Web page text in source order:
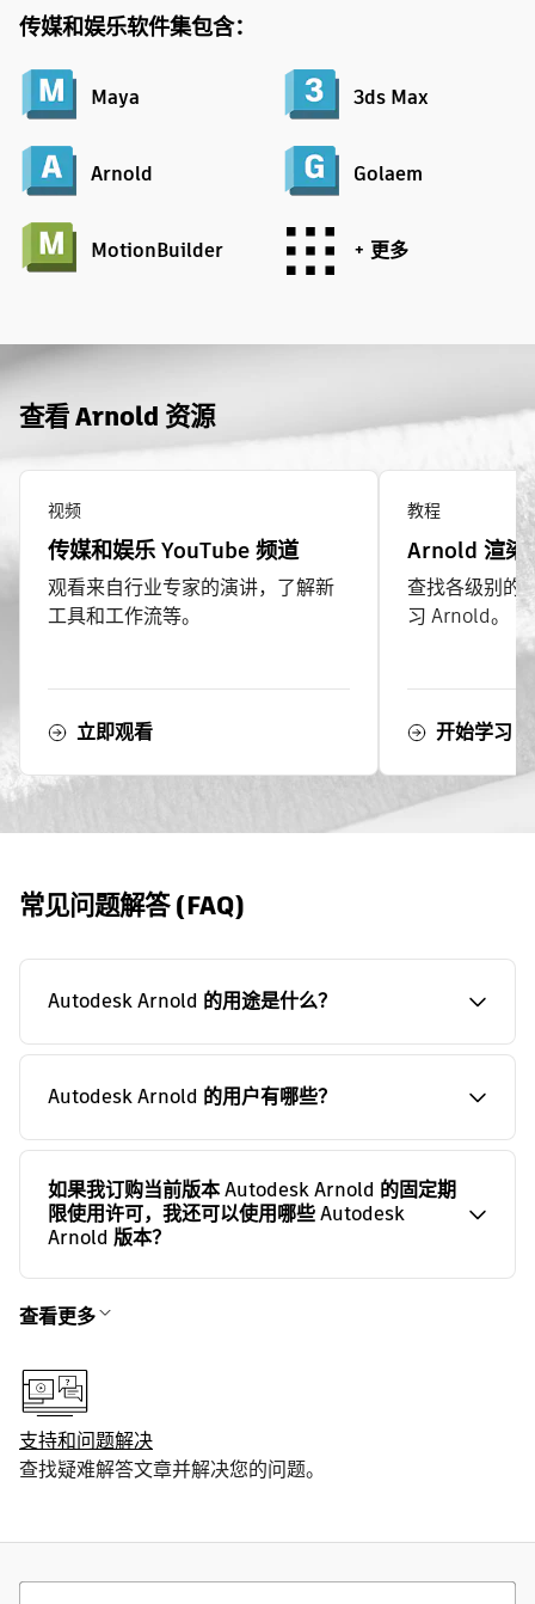
传媒和娱乐软件集包含：
Maya 3ds Max
Arnold Golaem
MotionBuilder + 更多
查看 Arnold 资源
视频
传媒和娱乐 YouTube 频道
观看来自行业专家的演讲，了解新
工具和工作流等。
立即观看
教程
Arnold 渲染
查找各级别的
习 Arnold。
开始学习
常见问题解答 (FAQ)
Autodesk Arnold 的用途是什么？
Autodesk Arnold 的用户有哪些？
如果我订购当前版本 Autodesk Arnold 的固定期
限使用许可，我还可以使用哪些 Autodesk
Arnold 版本？
查看更多
支持和问题解决
查找疑难解答文章并解决您的问题。